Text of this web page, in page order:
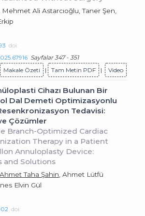
, Mehmet Ali Astarcıoğlu, Taner Şen,
doi:
Sayfalar 347 - 351
Makale Özeti
| Tam Metin PDF | Video
Cihazı Bulunan Bir
Dal Demeti Optimizasyonlu
Tedavisi:
Çözümler
Branch-Optimized Cardiac
Therapy in a Patient
Annuloplasty Device:
and Solutions
Ahmet Taha Şahin , Ahmet Lütfü
Elvin Gül
doi: